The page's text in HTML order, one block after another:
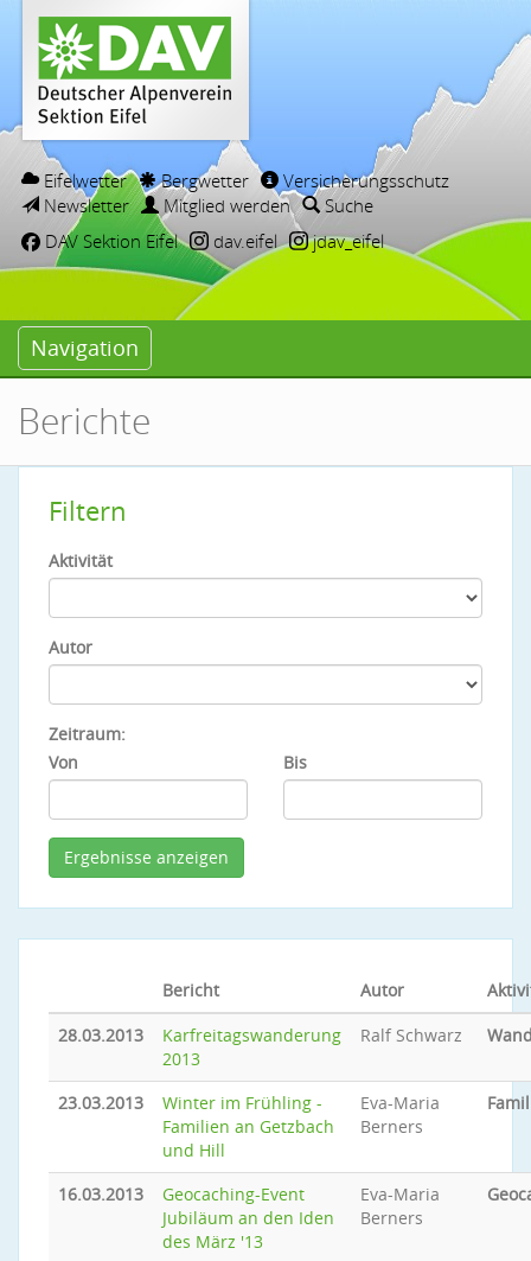
Eifelwetter Bergwetter
Versicherungsschutz
Newsletter
Mitglied werden
Suche
DAV Sektion Eifel
dav.eifel jdav_eifel
Navigation
Berichte
Filtern
Aktivität
Autor
Zeitraum:
Von
Bis
Bericht Autor
28.03.2013
Karfreitagswanderung
2013
Ralf Schwarz
23.03.2013
Winter im Frühling -
Familien an Getzbach
und Hill
Eva-Maria
Berners
16.03.2013
Geocaching-Event
Jubiläum an den Iden
des März '13
Eva-Maria
Berners